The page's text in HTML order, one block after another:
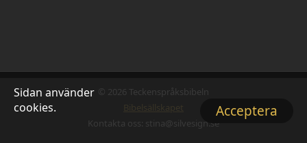
© 2026 Teckenspråksbibeln
Bibelsällskapet
Kontakta oss: stina@silvesign.se
Sidan använder
cookies.
Acceptera